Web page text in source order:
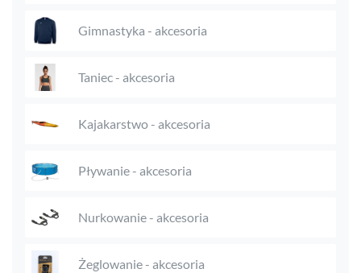
Gimnastyka - akcesoria
Taniec - akcesoria
Kajakarstwo - akcesoria
Pływanie - akcesoria
Nurkowanie - akcesoria
Żeglowanie - akcesoria